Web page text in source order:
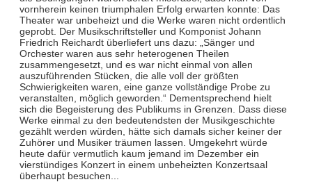
vornherein keinen triumphalen Erfolg erwarten konnte: Das
Theater war unbeheizt und die Werke waren nicht ordentlich
geprobt. Der Musikschriftsteller und Komponist Johann
Friedrich Reichardt überliefert uns dazu: „Sänger und
Orchester waren aus sehr heterogenen Theilen
zusammengesetzt, und es war nicht einmal von allen
auszuführenden Stücken, die alle voll der größten
Schwierigkeiten waren, eine ganze vollständige Probe zu
veranstalten, möglich geworden.“ Dementsprechend hielt
sich die Begeisterung des Publikums in Grenzen. Dass diese
Werke einmal zu den bedeutendsten der Musikgeschichte
gezählt werden würden, hätte sich damals sicher keiner der
Zuhörer und Musiker träumen lassen. Umgekehrt würde
heute dafür vermutlich kaum jemand im Dezember ein
vierstündiges Konzert in einem unbeheizten Konzertsaal
überhaupt besuchen...